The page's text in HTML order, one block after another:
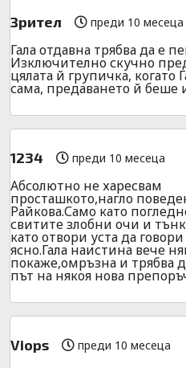
Зрител преди 10 месеца
Гала отдавна трябва да е
Изключително скучно
цялата й групичка, когато
сама, предаването й беше
1234 преди 10 месеца
Абсолютно не харесвам
просташкото,нагло
Райкова.Само като
свитите злобни очи и
като отвори уста да говори
ясно.Гала наистина вече
покаже,омръзна и трябва
път на някоя нова
Viops преди 10 месеца